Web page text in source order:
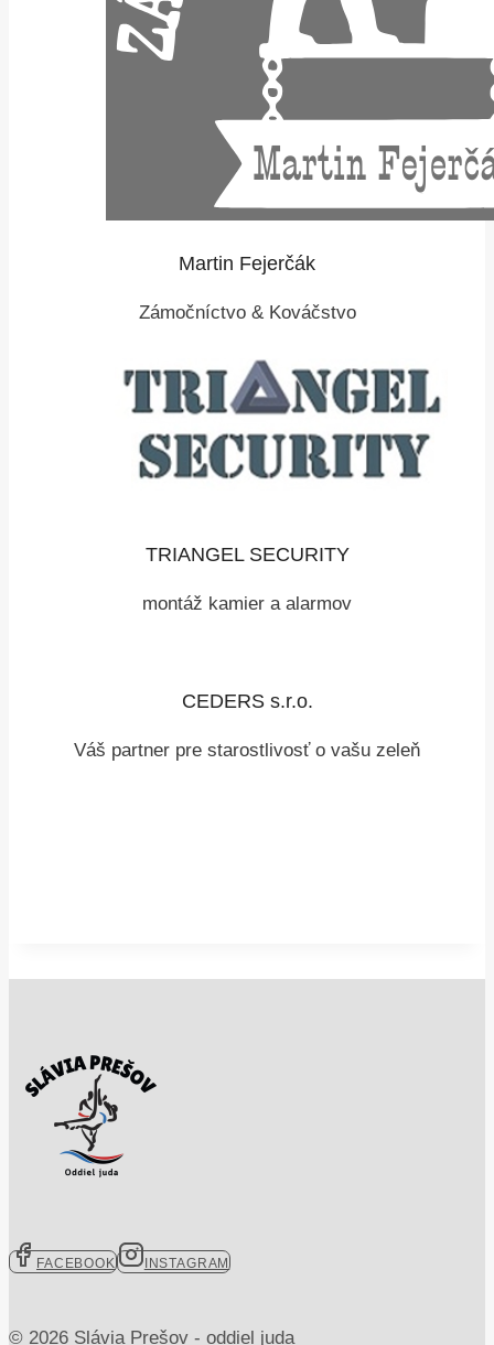
Martin Fejerčák
Zámočníctvo & Kováčstvo
TRIANGEL SECURITY
montáž kamier a alarmov
CEDERS s.r.o.
Váš partner pre starostlivosť o vašu zeleň
FACEBOOK INSTAGRAM
© 2026 Slávia Prešov - oddiel juda